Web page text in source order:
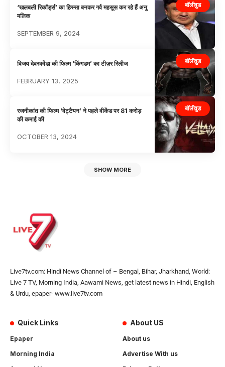
बॉलीवुड
‘खलबली रिकॉर्ड्स’ का हिस्सा बनकर गर्व महसूस कर रहे हैं अनु
मलिक
SEPTEMBER 9, 2024
बॉलीवुड
विजय देवरकोंडा की फिल्म ‘किंगडम’ का टीज़र रिलीज
FEBRUARY 13, 2025
बॉलीवुड
रजनीकांत की फिल्म ‘वेट्टैयन’ ने पहले वीकेंड पर 81 करोड़
की कमाई की
OCTOBER 13, 2024
SHOW MORE
Live7tv.com: Hindi News Channel of – Bengal, Bihar, Jharkhand, World:
Live 7 TV, Morning India, Aawami News, get latest news in Hindi, English
& Urdu, epaper- www.live7tv.com
Quick Links
Epaper
Morning India
About US
About us
Advertise With us